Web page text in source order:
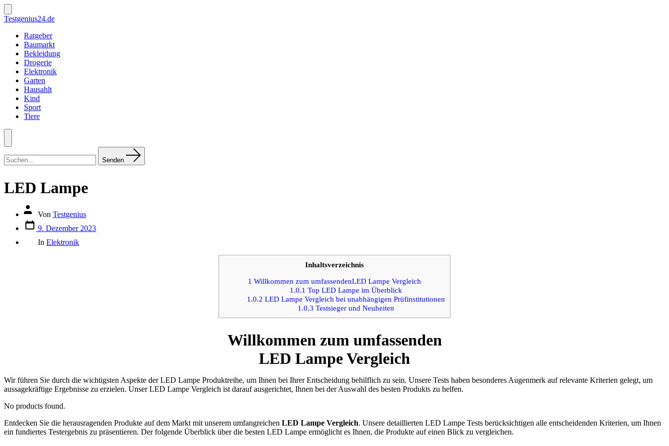
Zum
Inhalt
springen
Suche
ein-/ausblenden
Testgenius24.de
Ratgeber
Baumarkt
Bekleidung
Drogerie
Elektronik
Garten
Hausahlt
Kind
Sport
Tiere
Menü
nach:
Senden
LED Lampe
Autor
Beitrags
Von Testgenius
Datum
des
Beitrags
9. Dezember 2023
In Elektronik
Inhaltsverzeichnis
1 Willkommen zum umfassendenLED Lampe Vergleich
1.0.1 Top LED Lampe im Überblick
1.0.2 LED Lampe Vergleich bei unabhängigen Prüfinstitutionen
1.0.3 Testsieger und Neuheiten
Willkommen zum umfassenden
LED Lampe Vergleich
Wir führen Sie durch die wichtigsten Aspekte der LED Lampe Produktreihe, um Ihnen bei Ihrer Entscheidung behilflich zu sein. Unsere Tests haben besonderes Augenmerk auf relevante Kriterien gelegt, um
aussagekräftige Ergebnisse zu erzielen. Unser LED Lampe Vergleich ist darauf ausgerichtet, Ihnen bei der Auswahl des besten Produkts zu helfen.
No products found.
Entdecken Sie die herausragenden Produkte auf dem Markt mit unserem umfangreichen LED Lampe Vergleich. Unsere detaillierten LED Lampe Tests berücksichtigen alle entscheidenden Kriterien, um Ihnen
ein fundiertes Testergebnis zu präsentieren. Der folgende Überblick über die besten LED Lampe ermöglicht es Ihnen, die Produkte auf einen Blick zu vergleichen.